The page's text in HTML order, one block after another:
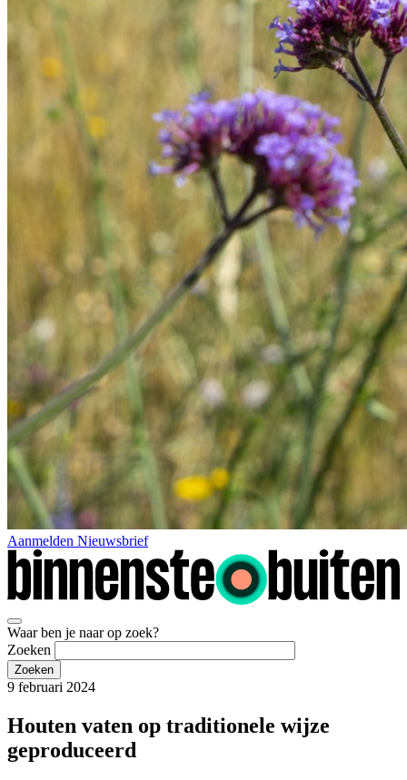
Aanmelden Nieuwsbrief
Waar ben je naar op zoek?
Zoeken
9 februari 2024
Houten vaten op traditionele wijze
geproduceerd